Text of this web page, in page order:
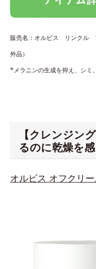
販売名：オルビス リンク
外品）
*メラニンの生成を抑え、シミ
【クレンジン
るのに乾燥を
オルビス オフクリ